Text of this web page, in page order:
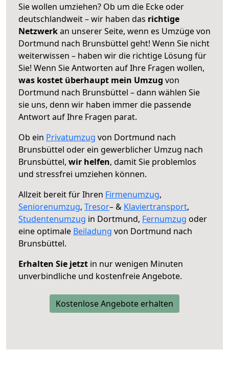
Sie wollen umziehen? Ob um die Ecke oder
deutschlandweit – wir haben das richtige
Netzwerkan unserer Seite, wenn es Umzüge von
Dortmund nach Brunsbüttel geht! Wenn Sie nicht
weiterwissen – haben wir die richtige Lösung für
Sie! Wenn Sie Antworten auf Ihre Fragen wollen,
was kostet überhaupt mein Umzug von
Dortmund nach Brunsbüttel – dann wählen Sie
sie uns, denn wir haben immer die passende
Antwort auf Ihre Fragen parat.
Ob ein Privatumzug von Dortmund nach
Brunsbüttel oder ein gewerblicher Umzug nach
Brunsbüttel, wir helfen, damit Sie problemlos
und stressfrei umziehen können.
Allzeit bereit für Ihren Firmenumzug,
Seniorenumzug, Tresor– & Klaviertransport,
Studentenumzug in Dortmund, Fernumzug oder
eine optimale Beiladung von Dortmund nach
Brunsbüttel.
Erhalten Sie jetzt in nur wenigen Minuten
unverbindliche und kostenfreie Angebote.
Kostenlose Angebote erhalten